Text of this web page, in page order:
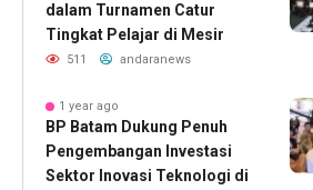
dalam Turnamen Catur
Tingkat Pelajar di Mesir
511 andaranews
1 year ago
BP Batam Dukung Penuh
Pengembangan Investasi
Sektor Inovasi Teknologi di